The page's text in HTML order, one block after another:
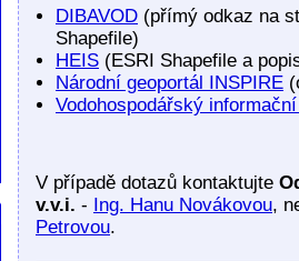
DIBAVOD (přímý odkaz na
Shapefile)
HEIS (ESRI Shapefile a
Národní geoportál INSPIRE
Vodohospodářský
V případě dotazů kontaktujte
v.v.i. - Ing. Hanu Novákovou,
Petrovou.